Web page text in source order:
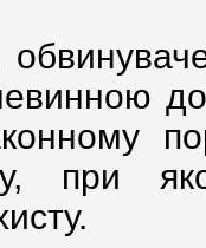
при